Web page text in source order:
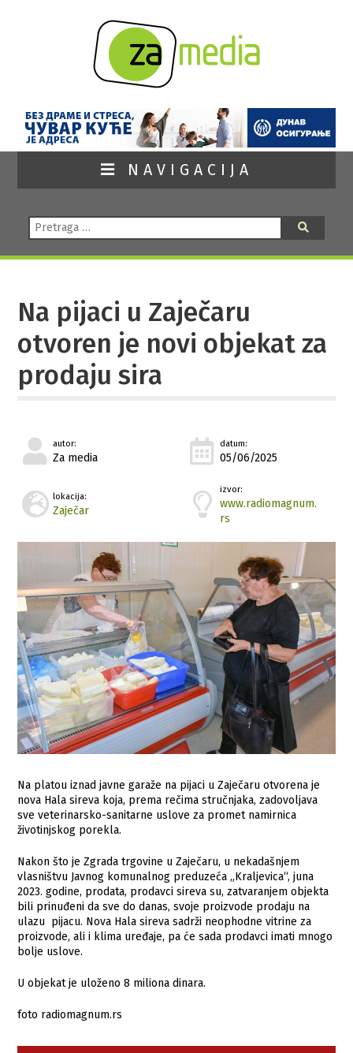
NAVIGACIJA
Pretraga:
Na pijaci u Zaječaru
otvoren je novi objekat za
prodaju sira
autor:
Za media
datum:
05/06/2025
lokacija:
Zaječar
izvor:
www.radiomagnum.
rs
Na platou iznad javne garaže na pijaci u Zaječaru otvorena je
nova Hala sireva koja, prema rečima stručnjaka, zadovoljava
sve veterinarsko-sanitarne uslove za promet namirnica
životinjskog porekla.
Nakon što je Zgrada trgovine u Zaječaru, u nekadašnjem
vlasništvu Javnog komunalnog preduzeća „Kraljevica“, juna
2023. godine, prodata, prodavci sireva su, zatvaranjem objekta
bili prinuđeni da sve do danas, svoje proizvode prodaju na
ulazu pijacu. Nova Hala sireva sadrži neophodne vitrine za
proizvode, ali i klima uređaje, pa će sada prodavci imati mnogo
bolje uslove.
U objekat je uloženo 8 miliona dinara.
foto radiomagnum.rs